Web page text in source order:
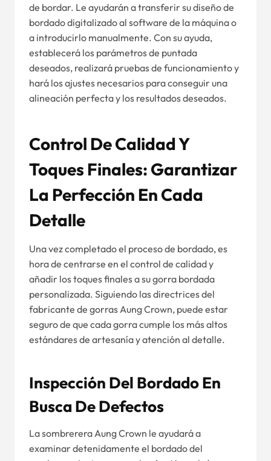
de bordar. Le ayudarán a transferir su diseño de
bordado digitalizado al software de la máquina o
a introducirlo manualmente. Con su ayuda,
establecerá los parámetros de puntada
deseados, realizará pruebas de funcionamiento y
hará los ajustes necesarios para conseguir una
alineación perfecta y los resultados deseados.
Control De Calidad Y
Toques Finales: Garantizar
La Perfección En Cada
Detalle
Una vez completado el proceso de bordado, es
hora de centrarse en el control de calidad y
añadir los toques finales a su gorra bordada
personalizada. Siguiendo las directrices del
fabricante de gorras Aung Crown, puede estar
seguro de que cada gorra cumple los más altos
estándares de artesanía y atención al detalle.
Inspección Del Bordado En
Busca De Defectos
La sombrerera Aung Crown le ayudará a
examinar detenidamente el bordado del